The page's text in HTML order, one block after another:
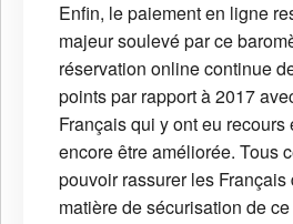
Enfin, le paiement en ligne
majeur soulevé par ce
réservation online continue
points par rapport à 2017
Français qui y ont eu
encore être améliorée. Tous
pouvoir rassurer les Français
matière de sécurisation de